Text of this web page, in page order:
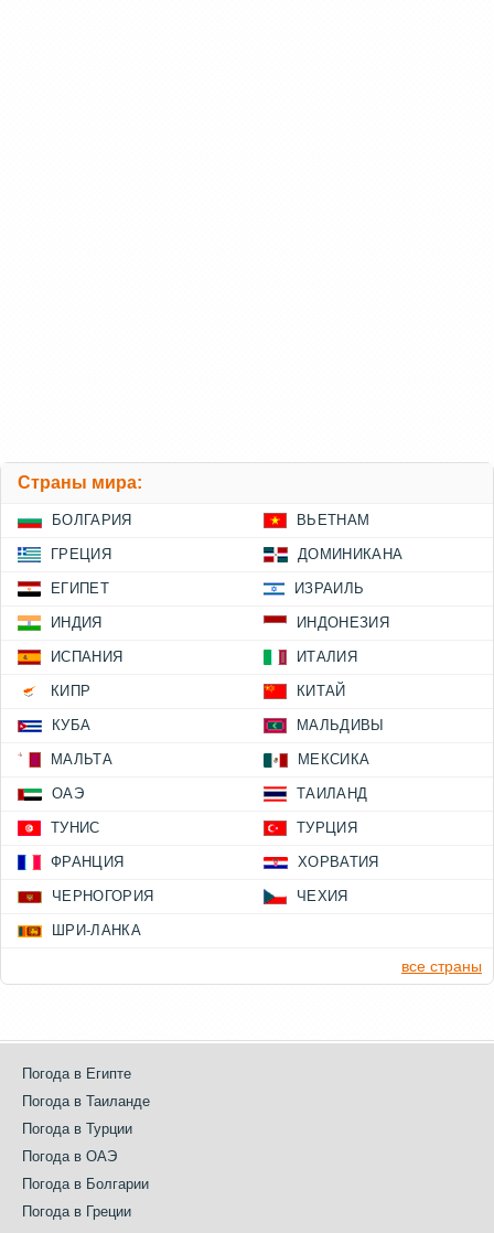
Страны мира:
БОЛГАРИЯ ВЬЕТНАМ
ГРЕЦИЯ ДОМИНИКАНА
ЕГИПЕТ ИЗРАИЛЬ
ИНДИЯ ИНДОНЕЗИЯ
ИСПАНИЯ ИТАЛИЯ
КИПР КИТАЙ
КУБА МАЛЬДИВЫ
МАЛЬТА МЕКСИКА
ОАЭ ТАИЛАНД
ТУНИС ТУРЦИЯ
ФРАНЦИЯ ХОРВАТИЯ
ЧЕРНОГОРИЯ ЧЕХИЯ
ШРИ-ЛАНКА
все страны
Погода в Египте
Погода в Таиланде
Погода в Турции
Погода в ОАЭ
Погода в Болгарии
Погода в Греции